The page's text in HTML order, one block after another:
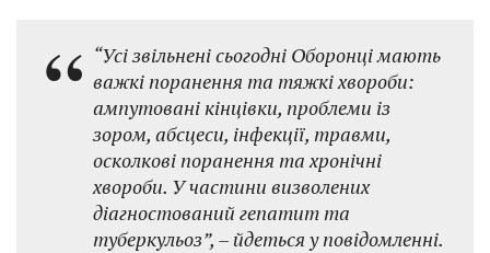
“Усі звільнені сьогодні Оборонці мають
важкі поранення та тяжкі хвороби:
ампутовані кінцівки, проблеми із
зором, абсцеси, інфекції, травми,
осколкові поранення та хронічні
хвороби. У частини визволених
діагностований гепатит та
туберкульоз”, – йдеться у повідомленні.